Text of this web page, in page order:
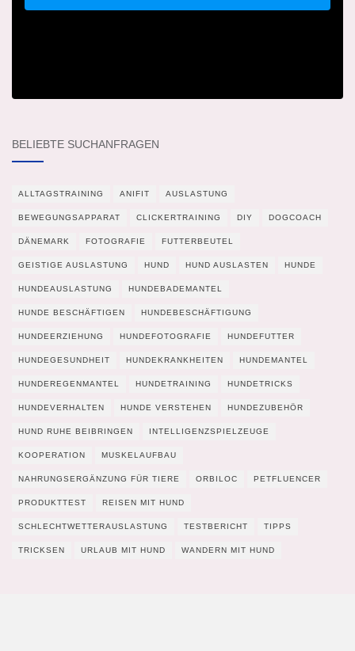
BELIEBTE SUCHANFRAGEN
ALLTAGSTRAINING ANIFIT AUSLASTUNG
BEWEGUNGSAPPARAT CLICKERTRAINING DIY DOGCOACH
DÄNEMARK FOTOGRAFIE FUTTERBEUTEL
GEISTIGE AUSLASTUNG HUND HUND AUSLASTEN HUNDE
HUNDEAUSLASTUNG HUNDEBADEMANTEL
HUNDE BESCHÄFTIGEN HUNDEBESCHÄFTIGUNG
HUNDEERZIEHUNG HUNDEFOTOGRAFIE HUNDEFUTTER
HUNDEGESUNDHEIT HUNDEKRANKHEITEN HUNDEMANTEL
HUNDEREGENMANTEL HUNDETRAINING HUNDETRICKS
HUNDEVERHALTEN HUNDE VERSTEHEN HUNDEZUBEHÖR
HUND RUHE BEIBRINGEN INTELLIGENZSPIELZEUGE
KOOPERATION MUSKELAUFBAU
NAHRUNGSERGÄNZUNG FÜR TIERE ORBILOC PETFLUENCER
PRODUKTTEST REISEN MIT HUND
SCHLECHTWETTERAUSLASTUNG TESTBERICHT TIPPS
TRICKSEN URLAUB MIT HUND WANDERN MIT HUND